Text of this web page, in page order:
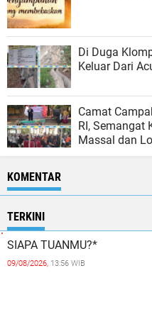
Di Duga
Keluar Dari
Camat
RI, Semangat
Massal dan
KOMENTAR
TERKINI
SIAPA TUANMU?*
09/08/2026, 13:56 WIB